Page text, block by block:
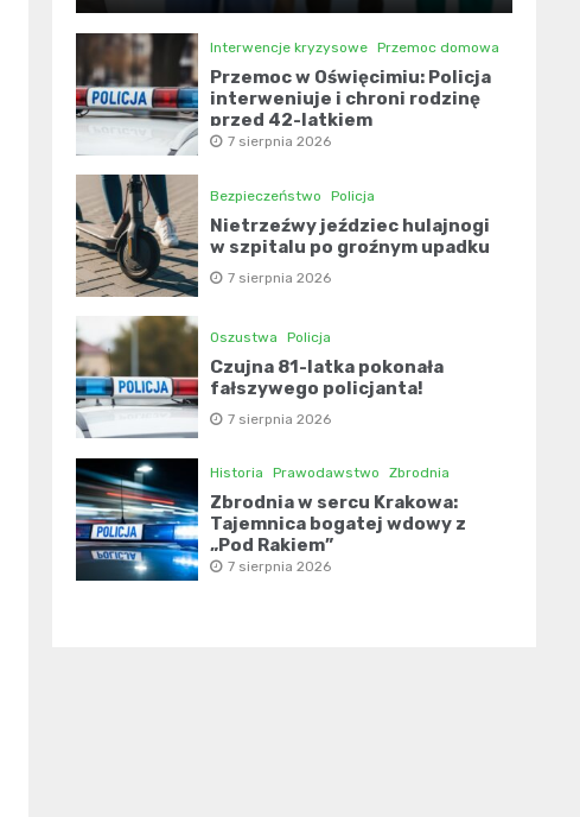
Interwencje kryzysowe Przemoc domowa
Przemoc w Oświęcimiu: Policja
interweniuje i chroni rodzinę
przed 42-latkiem
7 sierpnia 2026
Bezpieczeństwo Policja
Nietrzeźwy jeździec hulajnogi
w szpitalu po groźnym upadku
7 sierpnia 2026
Oszustwa Policja
Czujna 81-latka pokonała
fałszywego policjanta!
7 sierpnia 2026
Historia Prawodawstwo Zbrodnia
Zbrodnia w sercu Krakowa:
Tajemnica bogatej wdowy z
„Pod Rakiem”
7 sierpnia 2026